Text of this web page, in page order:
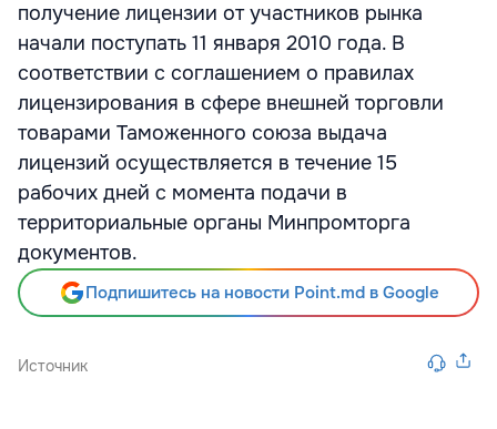
получение лицензии от участников рынка
начали поступать 11 января 2010 года. В
соответствии с соглашением о правилах
лицензирования в сфере внешней торговли
товарами Таможенного союза выдача
лицензий осуществляется в течение 15
рабочих дней с момента подачи в
территориальные органы Минпромторга
документов.
Подпишитесь на новости Point.md в Google
Источник